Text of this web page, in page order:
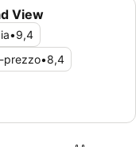
View
•9,4
prezzo•8,4